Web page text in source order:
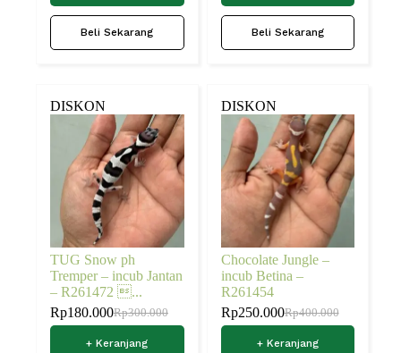
Beli Sekarang Beli Sekarang
DISKON
TUG Snow ph
Tremper – incub Jantan
– R261472 ...
Rp300.000
Rp180.000
+ Keranjang
DISKON
Chocolate Jungle –
incub Betina –
R261454
Rp400.000
Rp250.000
+ Keranjang